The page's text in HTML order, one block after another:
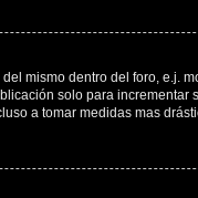
mismo dentro del foro, e.j.
solo para incrementar
a tomar medidas mas